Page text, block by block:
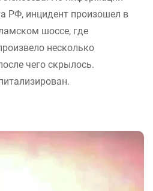
РФ, инцидент произошел в
шоссе, где
несколько
чего скрылось.